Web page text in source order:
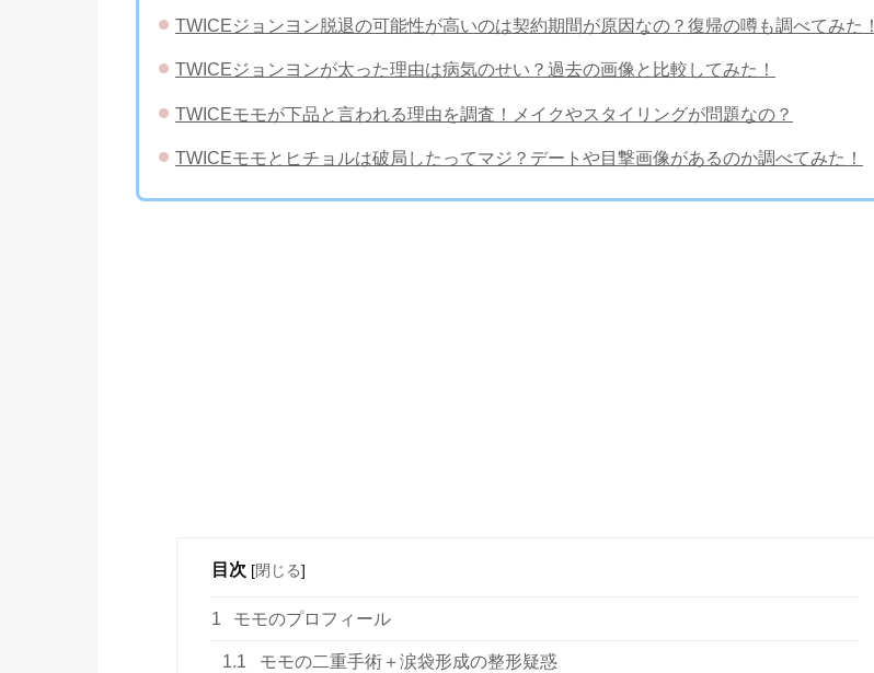
TWICEジョンヨン脱退の可能性が高いのは契約期間が原因なの？復帰の噂も調べてみた！
TWICEジョンヨンが太った理由は病気のせい？過去の画像と比較してみた！
TWICEモモが下品と言われる理由を調査！メイクやスタイリングが問題なの？
TWICEモモとヒチョルは破局したってマジ？デートや目撃画像があるのか調べてみた！
目次 [閉じる]
1 モモのプロフィール
1.1 モモの二重手術＋涙袋形成の整形疑惑